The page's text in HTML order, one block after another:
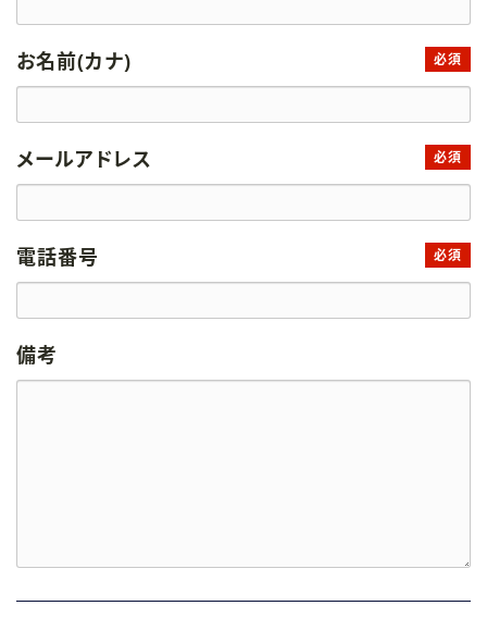
お名前(カナ) 必須
メールアドレス 必須
電話番号 必須
備考